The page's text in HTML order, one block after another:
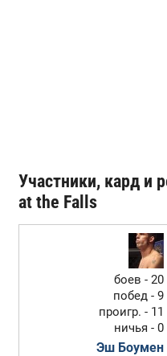
Участники, кард и
at the Falls
боев - 20
побед - 9
проигр. - 11
ничья - 0
Эш Боумен